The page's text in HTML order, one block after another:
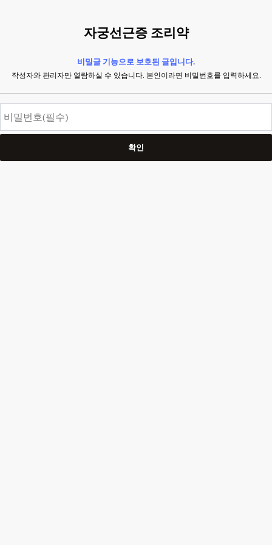
자궁선근증 조리약
비밀글 기능으로 보호된 글입니다.
작성자와 관리자만 열람하실 수 있습니다. 본인이라면 비밀번호를 입력하세요.